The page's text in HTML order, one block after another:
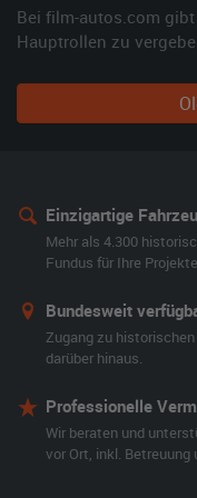
Bei film-autos.com
Hauptrollen zu
Einzigartige
Mehr als 4.300
Fundus für Ihre
Bundesweit
Zugang zu
darüber hinaus.
Professionelle
Wir beraten und
vor Ort, inkl. Betreuung